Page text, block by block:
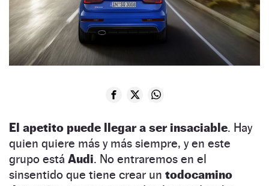
El apetito puede llegar a ser insaciable. Hay
quien quiere más y más siempre, y en este
grupo está Audi. No entraremos en el
sinsentido que tiene crear un todocamino